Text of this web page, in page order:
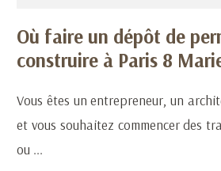
Où faire un dépôt de
construire à Paris 8
Vous êtes un entrepreneur, un
et vous souhaitez commencer des
ou ...